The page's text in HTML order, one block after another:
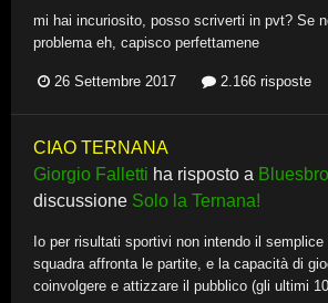
mi hai incuriosito, posso scriverti in pvt? Se
problema eh, capisco perfettamene
26 Settembre 2017 2.166 risposte
CIAO TERNANA
Giorgio Falletti ha risposto a
discussione Solo la Ternana!
Io per risultati sportivi non intendo il
squadra affronta le partite, e la capacità di
coinvolgere e attizzare il pubblico (gli ultimi 10